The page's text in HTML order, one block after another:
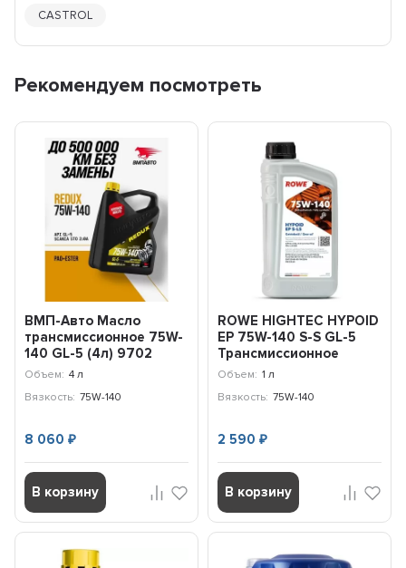
CASTROL
Рекомендуем посмотреть
ВМП-Авто Масло
трансмиссионное 75W-
140 GL-5 (4л) 9702
Объем: 4 л
Вязкость: 75W-140
8 060₽
В корзину
ROWE HIGHTEC HYPOID
EP 75W-140 S-S GL-5
Трансмиссионное
масло (1л)
Объем: 1 л
Вязкость: 75W-140
2 590 ₽
В корзину